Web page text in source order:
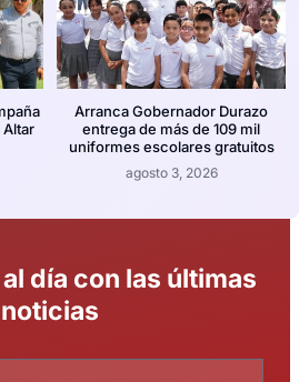
Arranca Gobernador Durazo
entrega de más de 109 mil
uniformes escolares gratuitos
agosto 3, 2026
día con las últimas
noticias